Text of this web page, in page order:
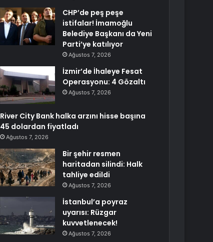
CHP’de peş peşe
istifalar! İmamoğlu
Belediye Başkanı da Yeni
Parti’ye katılıyor
Ağustos 7, 2026
İzmir’de İhaleye Fesat
Operasyonu: 4 Gözaltı
Ağustos 7, 2026
River City Bank halka arzını hisse başına
45 dolardan fiyatladı
Ağustos 7, 2026
Bir şehir resmen
haritadan silindi: Halk
tahliye edildi
Ağustos 7, 2026
İstanbul’a poyraz
uyarısı: Rüzgar
kuvvetlenecek!
Ağustos 7, 2026